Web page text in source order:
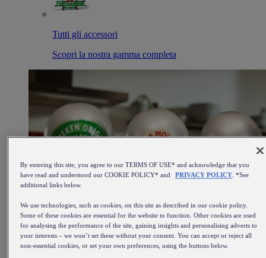
Tutti gli accessori
Scopri la nostra gamma completa
By entering this site, you agree to our TERMS OF USE* and acknowledge that you
have read and understood our COOKIE POLICY* and
PRIVACY POLICY. *See
additional links below.
We use technologies, such as cookies, on this site as described in our cookie policy.
Some of these cookies are essential for the website to function. Other cookies are used
for analysing the performance of the site, gaining insights and personalising adverts to
your interests – we won’t set these without your consent. You can accept or reject all
non-essential cookies, or set your own preferences, using the buttons below.